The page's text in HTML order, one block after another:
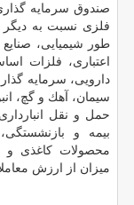
صندوق سرمایه
فلزی نسبت به دیگر
طور شیمیایی،
اعتباری، فلزات
دارویی، سرمایه
سیمان، آهك و گچ،
حمل و نقل
بیمه و
محصولات كاغذی و
میزان از ارزش معاملات